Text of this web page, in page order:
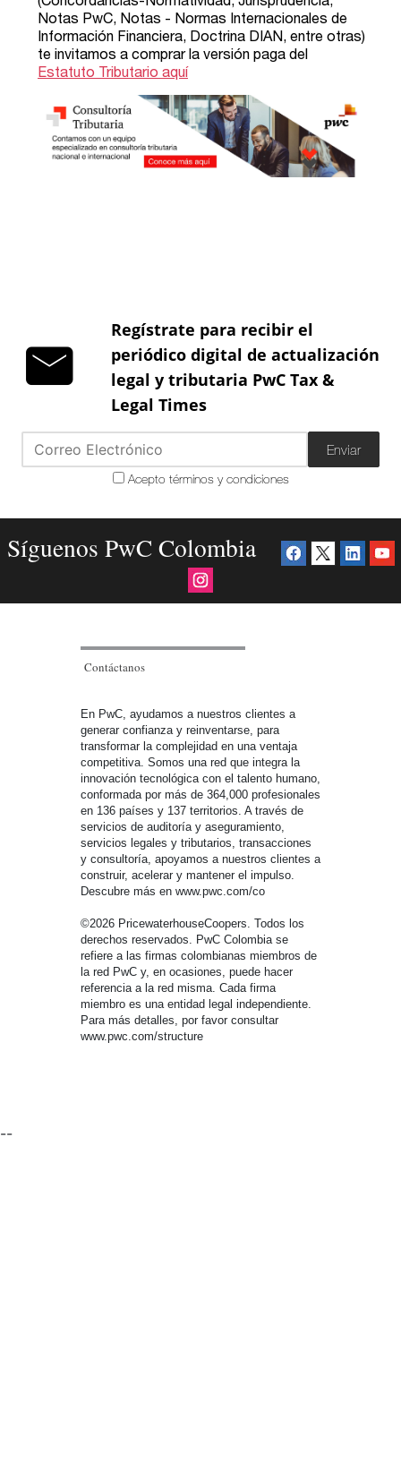
Regístrate para recibir el
periódico digital de actualización
legal y tributaria PwC Tax &
Legal Times
Enviar
Acepto términos y condiciones
Síguenos PwC Colombia
Contáctanos
En PwC, ayudamos a nuestros clientes a
generar confianza y reinventarse, para
transformar la complejidad en una ventaja
competitiva. Somos una red que integra la
innovación tecnológica con el talento humano,
conformada por más de 364,000 profesionales
en 136 países y 137 territorios. A través de
servicios de auditoría y aseguramiento,
servicios legales y tributarios, transacciones
y consultoría, apoyamos a nuestros clientes a
construir, acelerar y mantener el impulso.
Descubre más en www.pwc.com/co
©2026 PricewaterhouseCoopers. Todos los
derechos reservados. PwC Colombia se
refiere a las firmas colombianas miembros de
la red PwC y, en ocasiones, puede hacer
referencia a la red misma. Cada firma
miembro es una entidad legal independiente.
Para más detalles, por favor consultar
www.pwc.com/structure
--